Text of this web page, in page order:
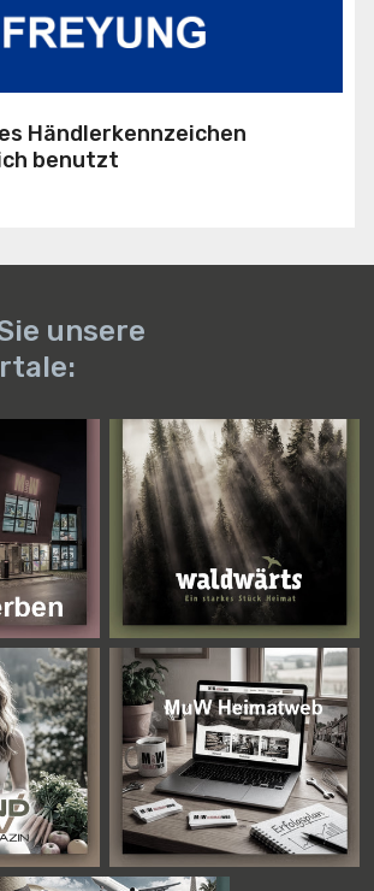
Händlerkennzeichen
benutzt
unsere